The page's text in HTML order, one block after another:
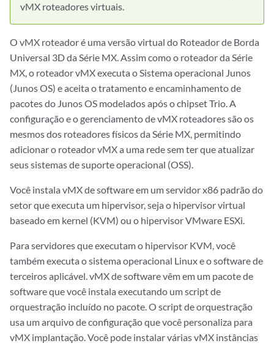
vMX roteadores virtuais.
O vMX roteador é uma versão virtual do Roteador de Borda
Universal 3D da Série MX. Assim como o roteador da Série
MX, o roteador vMX executa o Sistema operacional Junos
(Junos OS) e aceita o tratamento e encaminhamento de
pacotes do Junos OS modelados após o chipset Trio. A
configuração e o gerenciamento de vMX roteadores são os
mesmos dos roteadores físicos da Série MX, permitindo
adicionar o roteador vMX a uma rede sem ter que atualizar
seus sistemas de suporte operacional (OSS).
Você instala vMX de software em um servidor x86 padrão do
setor que executa um hipervisor, seja o hipervisor virtual
baseado em kernel (KVM) ou o hipervisor VMware ESXi.
Para servidores que executam o hipervisor KVM, você
também executa o sistema operacional Linux e o software de
terceiros aplicável. vMX de software vêm em um pacote de
software que você instala executando um script de
orquestração incluído no pacote. O script de orquestração
usa um arquivo de configuração que você personaliza para
vMX implantação. Você pode instalar várias vMX instâncias